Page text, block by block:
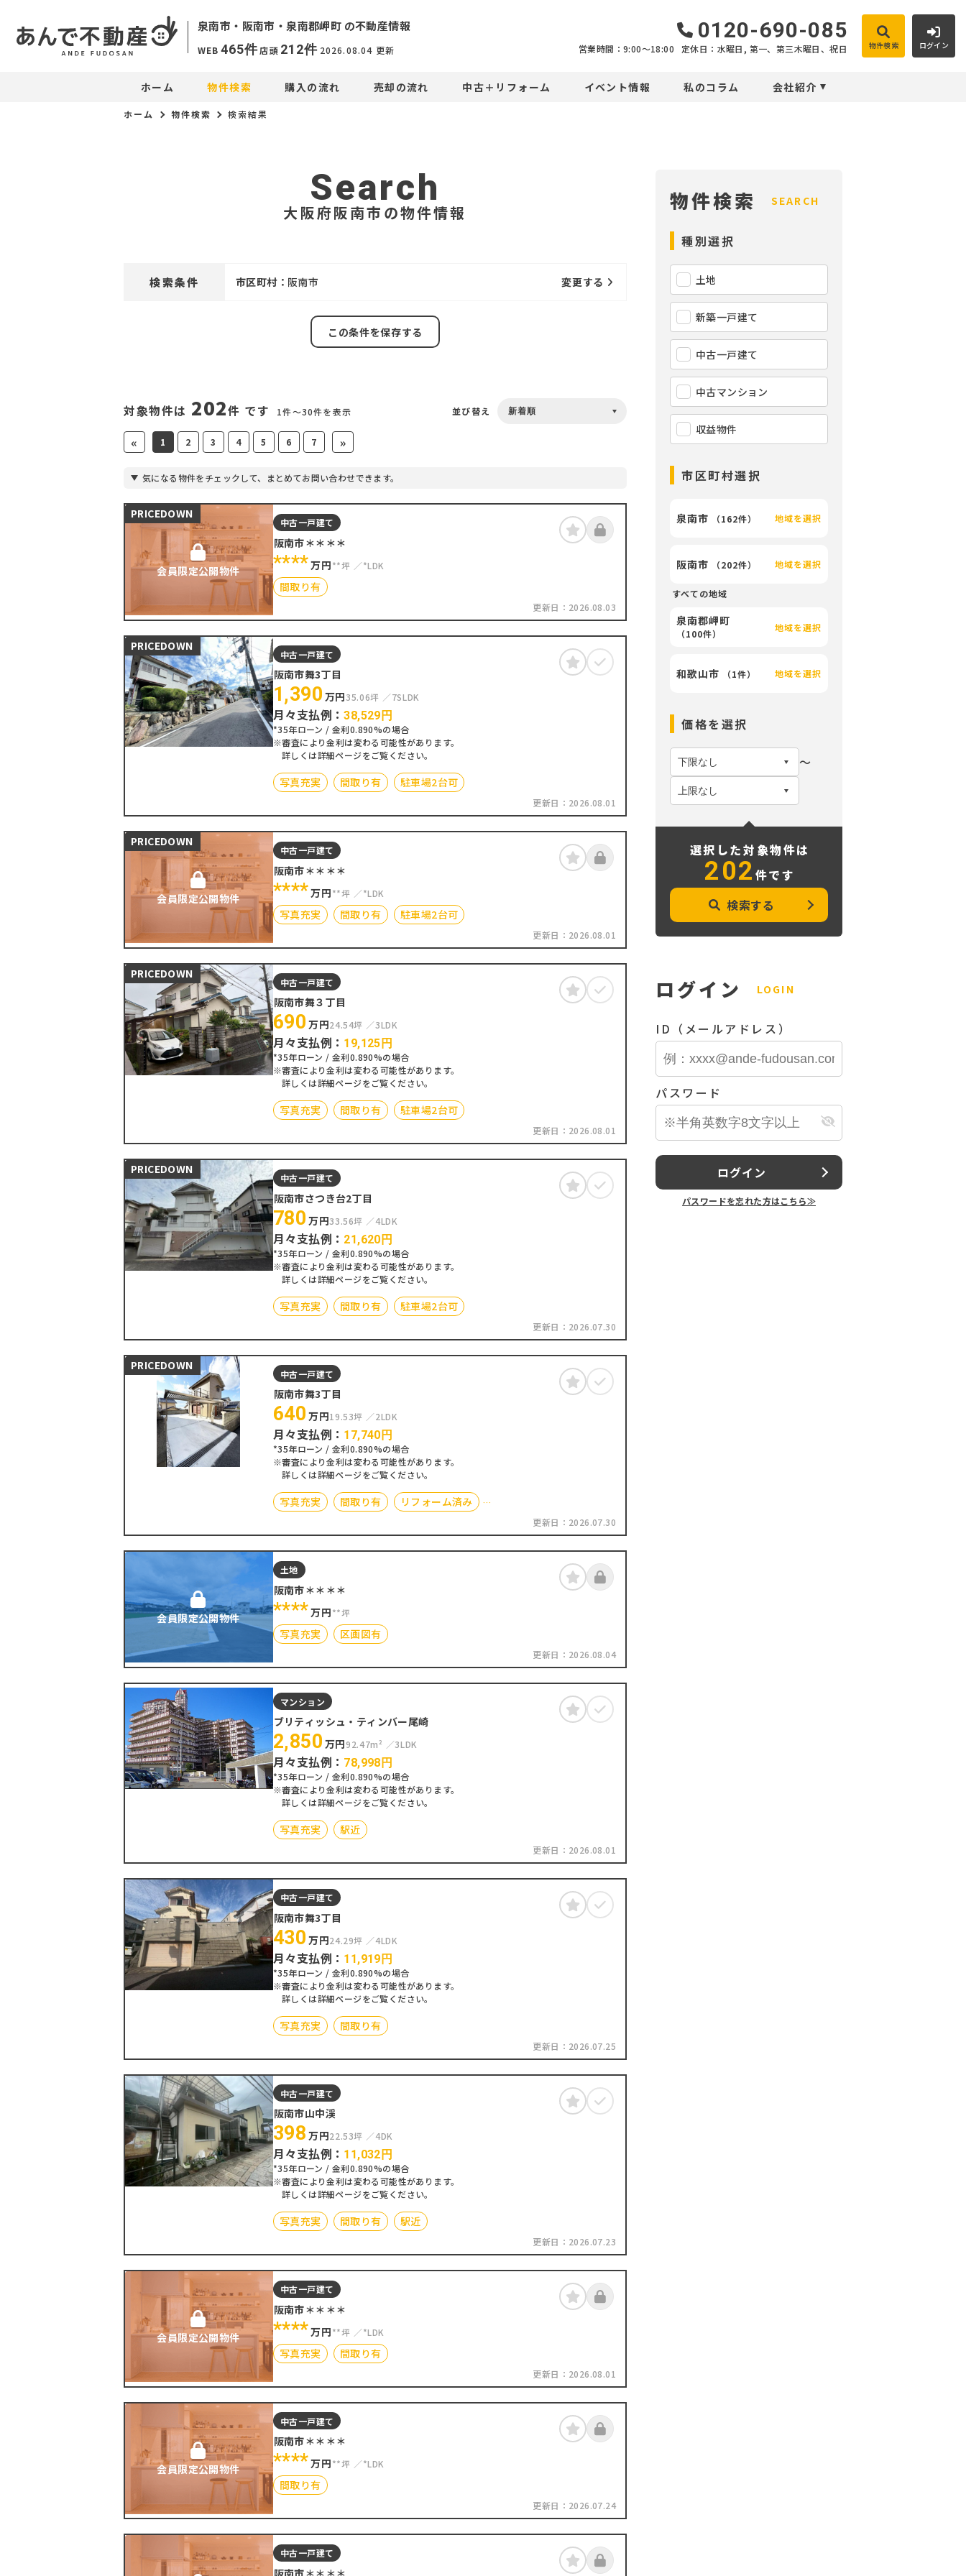
泉南市・阪南市・ 泉南郡岬町 の不動産情報
WEB 465件店頭 212件 2026.08.04 更新
0120-690-085
営業時間：9:00〜18:00 定休日：水曜日, 第一、第三木曜日、祝日 物件検索 ログイン
ホーム 物件検索 購入の流れ 売却の流れ 中古＋リフォーム イベント情報 私のコラム 会社紹介
ホーム 物件検索 検索結果
Search
大阪府阪南市の物件情報
検索条件 市区町村： 阪南市 変更する
この条件を保存する
対象物件は 202件 です 1件〜30件を表示 並び替え
« 1 2 3 4 5 6 7 »
気になる物件をチェックして、まとめてお問い合わせできます。
会員限定公開物件
PRICEDOWN
中古一戸建て
阪南市＊＊＊＊
****万円**坪 *LDK
間取り有
更新日： 2026.08.03
PRICEDOWN
中古一戸建て
阪南市舞3丁目
1,390 万円35.06坪 7SLDK
月々支払例：38,529 円
*35年ローン / 金利0.890%の場合
※審査により金利は変わる可能性があります。
詳しくは詳細ページをご覧ください。
写真充実 間取り有 駐車場2台可
更新日： 2026.08.01
会員限定公開物件
PRICEDOWN
中古一戸建て
阪南市＊＊＊＊
****万円**坪 *LDK
写真充実 間取り有 駐車場2台可
更新日： 2026.08.01
PRICEDOWN
中古一戸建て
阪南市舞３丁目
690 万円24.54坪 3LDK
月々支払例： 19,125 円
*35年ローン / 金利0.890%の場合
※審査により金利は変わる可能性があります。
詳しくは詳細ページをご覧ください。
写真充実 間取り有 駐車場2台可
更新日： 2026.08.01
PRICEDOWN
中古一戸建て
阪南市さつき台2丁目
780 万円33.56坪 4LDK
月々支払例： 21,620 円
*35年ローン / 金利0.890%の場合
※審査により金利は変わる可能性があります。
詳しくは詳細ページをご覧ください。
写真充実 間取り有 駐車場2台可
更新日： 2026.07.30
PRICEDOWN
中古一戸建て
阪南市舞3丁目
640 万円19.53坪 2LDK
月々支払例： 17,740 円
*35年ローン / 金利0.890%の場合
※審査により金利は変わる可能性があります。
詳しくは詳細ページをご覧ください。
写真充実 間取り有
リフォーム済み
更新日： 2026.07.30
会員限定公開物件
土地
阪南市＊＊＊＊
****万円**坪
写真充実 区画図有
更新日： 2026.08.04
マンション
ブリティッシュ・ティンバー尾崎
2,850 万円92.47m² 3LDK
月々支払例： 78,998 円
*35年ローン / 金利0.890%の場合
※審査により金利は変わる可能性があります。
詳しくは詳細ページをご覧ください。
写真充実 駅近
更新日： 2026.08.01
中古一戸建て
阪南市舞3丁目
430 万円24.29坪 4LDK
月々支払例： 11,919 円
*35年ローン / 金利0.890%の場合
※審査により金利は変わる可能性があります。
詳しくは詳細ページをご覧ください。
写真充実 間取り有
更新日： 2026.07.25
中古一戸建て
阪南市山中渓
398 万円22.53坪 4DK
月々支払例： 11,032 円
*35年ローン / 金利0.890%の場合
※審査により金利は変わる可能性があります。
詳しくは詳細ページをご覧ください。
写真充実 間取り有 駅近
更新日： 2026.07.23
会員限定公開物件
中古一戸建て
阪南市＊＊＊＊
****万円**坪 *LDK
写真充実 間取り有
更新日： 2026.08.01
会員限定公開物件
中古一戸建て
阪南市＊＊＊＊
****万円**坪 *LDK
間取り有
更新日： 2026.07.24
中古一戸建て
阪南市＊＊＊＊
物件検索 SEARCH
種別選択
土地
新築一戸建て
中古一戸建て
中古マンション
収益物件
市区町村選択
泉南市 （162件） 地域を選択
阪南市 （202件） 地域を選択
すべての地域
泉南郡岬町
（100件）
地域を選択
和歌山市 （1件） 地域を選択
価格を選択
〜
選択した対象物件は
202 件です
検索する
ログイン LOGIN
ID（メールアドレス）
パスワード
ログイン
パスワードを忘れた方はこちら≫